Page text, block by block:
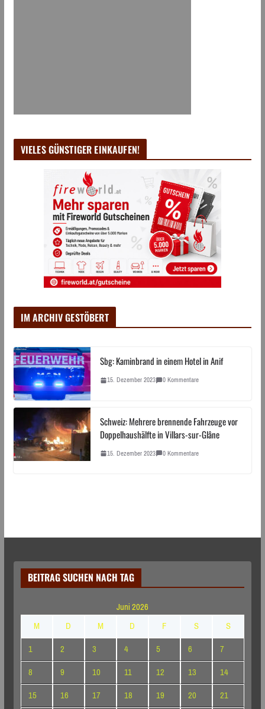
VIELES GÜNSTIGER EINKAUFEN!
IM ARCHIV GESTÖBERT
Sbg: Kaminbrand in einem Hotel in Anif
15. Dezember 2023 0 Kommentare
Schweiz: Mehrere brennende Fahrzeuge vor
Doppelhaushälfte in Villars-sur-Glâne
15. Dezember 2023 0 Kommentare
BEITRAG SUCHEN NACH TAG
Juni 2026
M
D M D F S
S
1
2 3 4 5 6
7
8
9 10 11 12 13
14
15
16 17 18 19 20
21